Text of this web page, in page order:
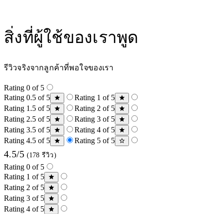
สิ่งที่ผู้ใช้ของเราพูด
รีวิวจริงจากลูกค้าที่พอใจของเรา
Rating 0 of 5
Rating 0.5 of 5
Rating 1 of 5
Rating 1.5 of 5
Rating 2 of 5
Rating 2.5 of 5
Rating 3 of 5
Rating 3.5 of 5
Rating 4 of 5
Rating 4.5 of 5
Rating 5 of 5
4.5/5 (178 รีวิว)
Rating 0 of 5
Rating 1 of 5
Rating 2 of 5
Rating 3 of 5
Rating 4 of 5